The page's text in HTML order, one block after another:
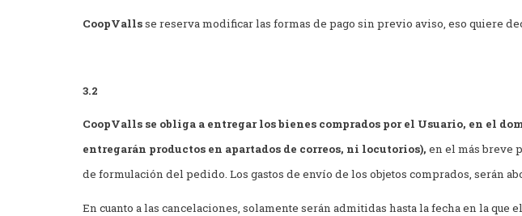
CoopVallsse reserva modificar las formas de pago sin previo aviso, eso quiere
3.2
CoopValls se obliga a entregar los bienes comprados por el Usuario, en el
entregarán productos en apartados de correos, ni locutorios), en el más breve
de formulación del pedido. Los gastos de envío de los objetos comprados, serán
En cuanto a las cancelaciones, solamente serán admitidas hasta la fecha en la